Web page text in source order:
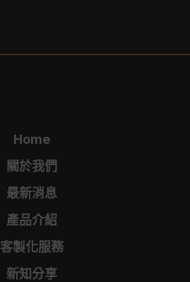
Home
關於我們
最新消息
產品介紹
客製化服務
新知分享